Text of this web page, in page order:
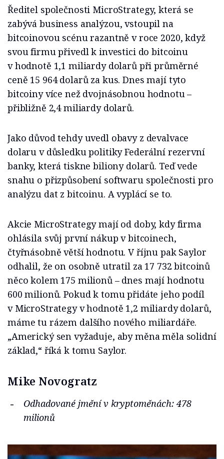
Ředitel společnosti MicroStrategy, která se
zabývá business analýzou, vstoupil na
bitcoinovou scénu razantně v roce 2020, když
svou firmu přivedl k investici do bitcoinu
v hodnotě 1,1 miliardy dolarů při průměrné
ceně 15 964 dolarů za kus. Dnes mají tyto
bitcoiny více než dvojnásobnou hodnotu –
přibližně 2,4 miliardy dolarů.
Jako důvod tehdy uvedl obavy z devalvace
dolaru v důsledku politiky Federální rezervní
banky, která tiskne biliony dolarů. Teď vede
snahu o přizpůsobení softwaru společnosti pro
analýzu dat z bitcoinu. A vyplácí se to.
Akcie MicroStrategy mají od doby, kdy firma
ohlásila svůj první nákup v bitcoinech,
čtyřnásobně větší hodnotu. V říjnu pak Saylor
odhalil, že on osobně utratil za 17 732 bitcoinů
něco kolem 175 milionů – dnes mají hodnotu
600 milionů. Pokud k tomu přidáte jeho podíl
v MicroStrategy v hodnotě 1,2 miliardy dolarů,
máme tu rázem dalšího nového miliardáře.
„Americký sen vyžaduje, aby měna měla solidní
základ,“ říká k tomu Saylor.
Mike Novogratz
Odhadované jmění v kryptoměnách: 478
milionů